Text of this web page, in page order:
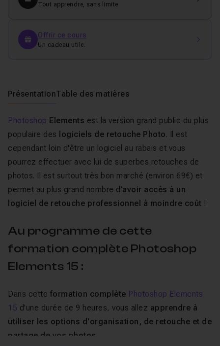
Tout apprendre, sans limite
Offrir ce cours
Un cadeau utile.
PrésentationTable des matières
Photoshop Elements est la version grand public du plus
populaire des
logiciels de retouche Photo. Il est
cependant loin d'être un logiciel au rabais et vous
pourrez effectuer avec lui de superbes retouches de
photos. Il est surtout très bon marché (environ 69€) et
permet au plus grand nombre d'avoir accès à un
logiciel de retouche professionnel à moindre coût !
Au programme de cette
formation complète Photoshop
Elements 15 :
Dans cette formation complète Photoshop Elements
15 d'une durée de 9 heures, vous allez apprendre à
utiliser les options d'organisation, de retouche et de
partage de vos photos